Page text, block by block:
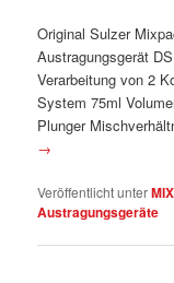
Original Sulzer
Austragungsgerät
Verarbeitung von 2
System 75ml
Plunger
→
Veröffentlicht unter
Austragungsgeräte